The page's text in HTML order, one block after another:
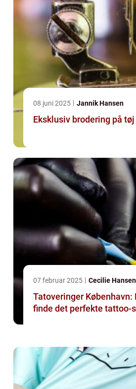
08 juni 2025 Jannik Hansen
Eksklusiv brodering på tøj
07 februar 2025 Cecilie Hansen
Tatoveringer København:
finde det perfekte tattoo-